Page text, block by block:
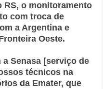
RS, o monitoramento
com troca de
a Argentina e
Oeste.
Senasa [serviço de
técnicos na
da Emater, que